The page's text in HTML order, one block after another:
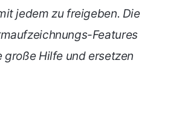
jedem zu freigeben. Die
Features
große Hilfe und ersetzen